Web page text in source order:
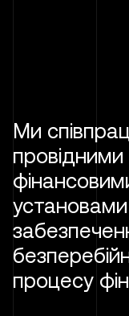
Ми
провідними
процесу